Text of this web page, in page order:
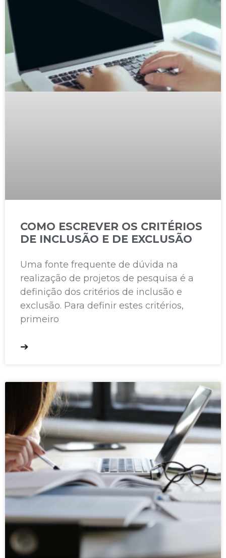
COMO ESCREVER OS CRITÉRIOS
DE INCLUSÃO E DE EXCLUSÃO
Uma fonte frequente de dúvida na
realização de projetos de pesquisa é a
definição dos critérios de inclusão e
exclusão. Para definir estes critérios,
primeiro
➔